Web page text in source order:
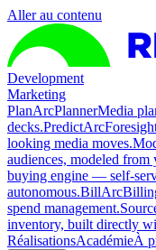
Aller au contenu
Development
Marketing
PlanArcPlannerMedia
decks.Predict
looking media moves.
audiences, modeled from
buying engine — self-
autonomous.Bill
spend management.
inventory, built directly
RéalisationsAcadémieÀ